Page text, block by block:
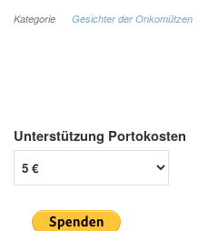
Kategorie Gesichter der Onkomützen
Unterstützung Portokosten